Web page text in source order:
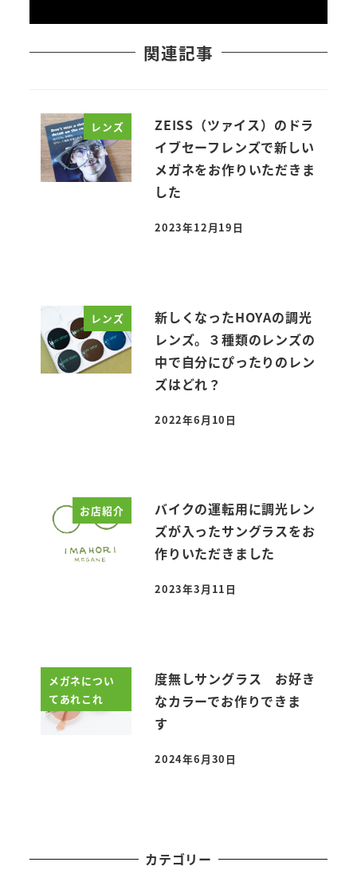
関連記事
レンズ
ZEISS（ツァイス）のドラ
イブセーフレンズで新しい
メガネをお作りいただきま
した
投稿日
2023年12月19日
レンズ
新しくなったHOYAの調光
レンズ。３種類のレンズの
中で自分にぴったりのレン
ズはどれ？
投稿日
2022年6月10日
お店紹介
バイクの運転用に調光レン
ズが入ったサングラスをお
作りいただきました
投稿日
2023年3月11日
メガネについ
てあれこれ
度無しサングラス お好き
なカラーでお作りできま
す
投稿日
2024年6月30日
カテゴリー